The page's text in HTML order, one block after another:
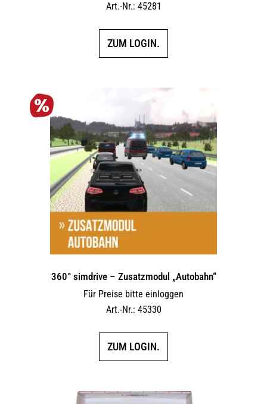
Art.-Nr.: 45281
ZUM LOGIN.
360° simdrive – Zusatzmodul „Autobahn“
Für Preise bitte einloggen
Art.-Nr.: 45330
ZUM LOGIN.